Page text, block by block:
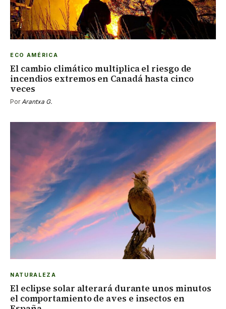
ECO AMÉRICA
El cambio climático multiplica el riesgo de
incendios extremos en Canadá hasta cinco
veces
Por Arantxa G.
NATURALEZA
El eclipse solar alterará durante unos minutos
el comportamiento de aves e insectos en